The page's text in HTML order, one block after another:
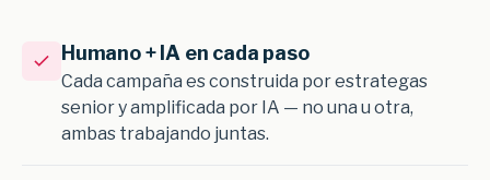
Humano + IA en cada paso
Cada campaña es construida por estrategas
senior y amplificada por IA — no una u otra,
ambas trabajando juntas.